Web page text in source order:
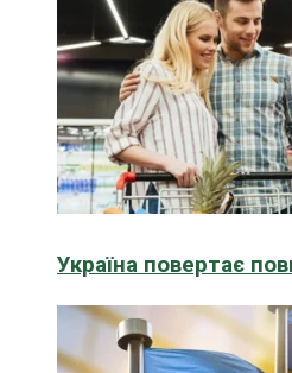
Україна повертає